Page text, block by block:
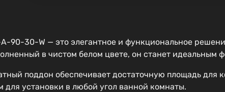
90-30-W — это элегантное и функциональное
в чистом белом цвете, он станет идеальным
поддон обеспечивает достаточную площадь для
установки в любой угол ванной комнаты.